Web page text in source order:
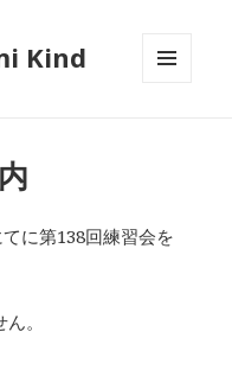
Kind
に第138回練習会を
。